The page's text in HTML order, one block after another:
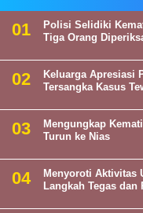
Polisi Selidiki
Tiga Orang
Keluarga Apresiasi
Tersangka Kasus
Mengungkap
Turun ke Nias
Menyoroti Aktivitas
Langkah Tegas